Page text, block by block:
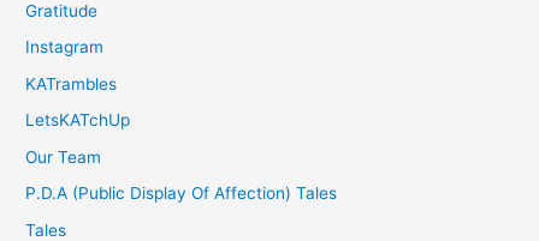
Gratitude
Instagram
KATrambles
LetsKATchUp
Our Team
P.D.A (Public Display Of Affection) Tales
Tales